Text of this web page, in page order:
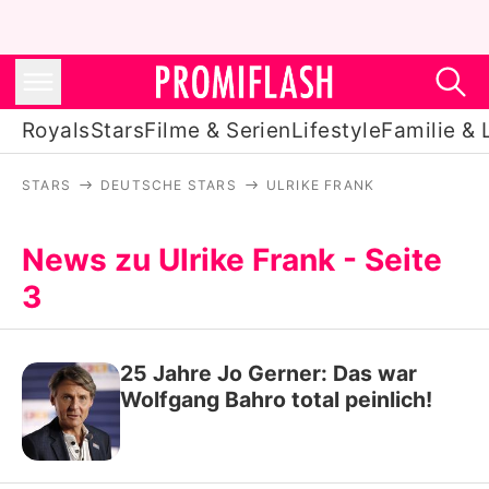
RoyalsStarsFilme & SerienLifestyleFamilie &
Stars
Familie & Liebe
STARS DEUTSCHE STARS ULRIKE FRANK
News zu Ulrike Frank - Seite
3
25 Jahre Jo Gerner: Das war
Wolfgang Bahro total peinlich!